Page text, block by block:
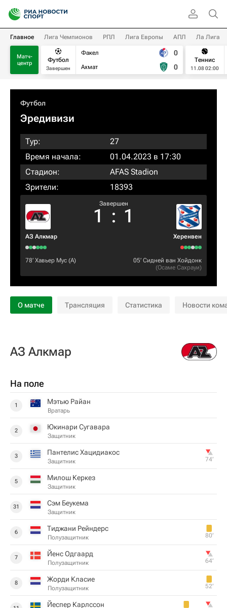
Главное Лига Чемпионов РПЛ Лига Европы АПЛ Ла Лига
Матч-
центр
Футбол
Завершен
Факел
Ахмат
0
0
Теннис
11.08 02:00
Футбол
Эредивизи
Тур:
27
Время начала:
01.04.2023 в 17:30
Стадион:
AFAS Stadion
Зрители:
18393
АЗ Алкмар
Завершен
1 : 1
Херенвен
78‎’‎ Хавьер Мус (А) 05‎’‎ Сидней ван Хойдонк
(Осаме Сахрауи)
О матче Трансляция Статистика Новости
АЗ Алкмар
На поле
1 Мэтью Райан
Вратарь
2 Юкинари Сугавара
Защитник
3 Пантелис Хацидиакос
Защитник 74‎’‎
5 Милош Керкез
Защитник
31 Сэм Беукема
Защитник
6 Тиджани Рейндерс
Полузащитник 80‎’‎
7 Йенс Одгаард
Полузащитник 64‎’‎
8 Жорди Класие
Полузащитник 52‎’‎
Йеспер Карлссон